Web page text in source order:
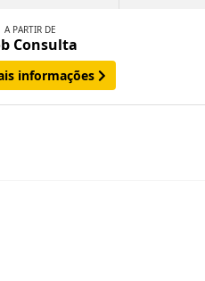
A PARTIR DE
Consulta
informações